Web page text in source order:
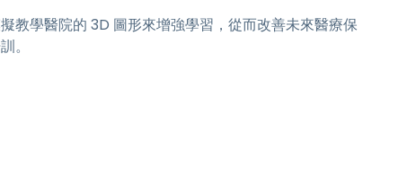
教學醫院的 3D 圖形來增強學習，從而改善未來醫療保
。